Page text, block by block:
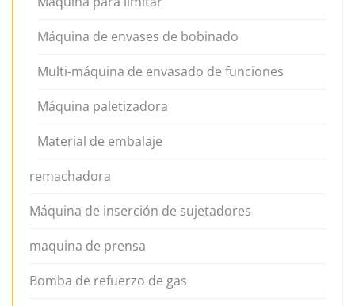
Máquina de envases de bobinado
Multi-máquina de envasado de funciones
Máquina paletizadora
Material de embalaje
remachadora
Máquina de inserción de sujetadores
maquina de prensa
Bomba de refuerzo de gas